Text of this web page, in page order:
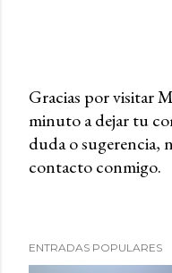
P
u
b
a
Gracias por visitar
minuto a dejar tu
duda o sugerencia,
contacto conmigo.
ENTRADAS POPULARES